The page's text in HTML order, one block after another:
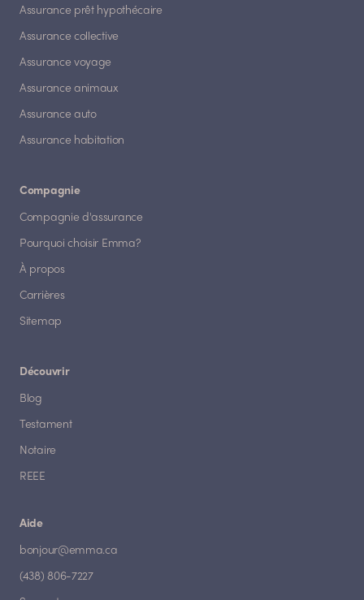
Assurance prêt hypothécaire
Assurance collective
Assurance voyage
Assurance animaux
Assurance auto
Assurance habitation
Compagnie
Compagnie d'assurance
Pourquoi choisir Emma?
À propos
Carrières
Sitemap
Découvrir
Blog
Testament
Notaire
REEE
Aide
bonjour@emma.ca
(438) 806-7227